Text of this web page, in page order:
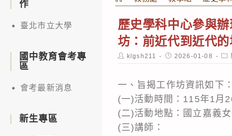
歷史學科中心參與
坊：前近代到近代
Post
author:
klgsh211
Post
published:
2026-01-08
一、旨揭工作坊資訊如下：
(一)活動時間：115年1月
(二)活動地點：國立嘉義
(三)講師：
作
臺北市立大學
國中教育會考專
區
會考最新消息
新生專區